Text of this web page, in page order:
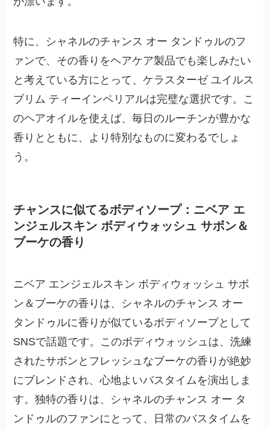
特に、シャネルのチャンス オー タンドゥルのフ
ァンで、その香りをヘアケア製品でも楽しみたい
と考えている方にとって、ケラスターゼ ユイルス
ブリム ティーインペリアルは完璧な選択です。こ
のヘアオイルを使えば、毎日のルーチンが豊かな
香りとともに、より特別なものに変わるでしょ
う。
チャンスに似てるボディソープ：ニベア エ
ンジェルスキン ボディウォッシュ サボン＆
ブーケの香り
ニベア エンジェルスキン ボディウォッシュ サボ
ン＆ブーケの香りは、シャネルのチャンス オー
タンドゥルに香りが似ているボディソープとして
SNSで話題です。このボディウォッシュは、洗練
されたサボンとフレッシュなブーケの香り が絶妙
にブレンドされ、心地よいバスタイムを演出しま
す。独特の香りは、シャネルのチャンス オー タ
ンドゥルのファンにとって、日常のバスタイムを